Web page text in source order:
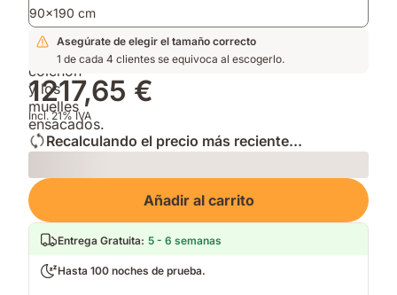
fresca
y
limpia.
90x190 cm
Asegúrate de elegir el tamaño correcto
1 de cada 4 clientes se equivoca al escogerlo.
1217,65 €
Incl. 21% IVA
Recalculando el precio más reciente...
Loading
Añadir al carrito
Entrega Gratuita: 5 - 6 semanas
Hasta 100 noches de prueba.